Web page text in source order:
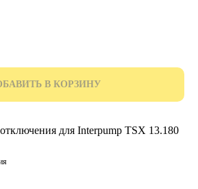
В КОРЗИНУ
для Interpump TSX 13.180